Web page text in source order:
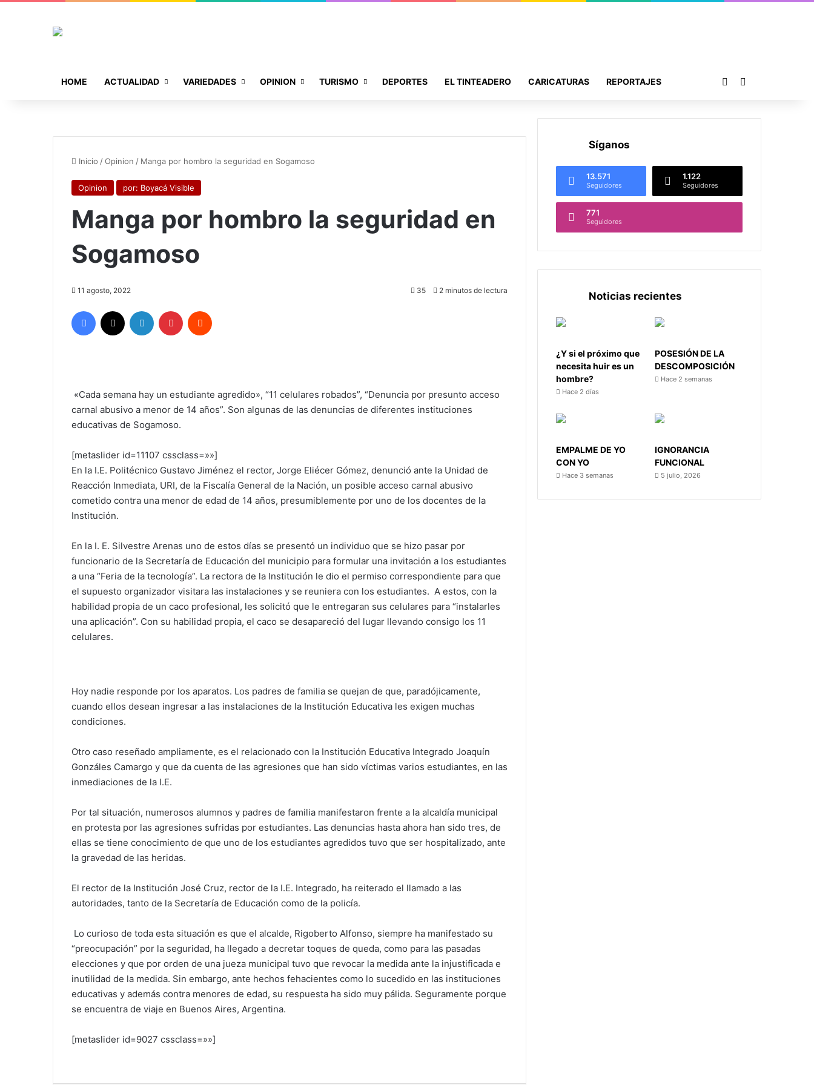
HOME ACTUALIDAD VARIEDADES OPINION TURISMO DEPORTES EL TINTEADERO CARICATURAS REPORTAJES Publicación al azar
Inicio /Opinion / Manga por hombro la seguridad en Sogamoso
Opinion por: Boyacá Visible
Manga por hombro la seguridad en
Sogamoso
11 agosto, 2022 35 2 minutos de lectura
Facebook LinkedIn Pinterest
«Cada semana hay un estudiante agredido», “11 celulares robados”, “Denuncia por presunto acceso
carnal abusivo a menor de 14 años”. Son algunas de las denuncias de diferentes instituciones
educativas de Sogamoso.
[metaslider id=11107 cssclass=»»]
En la I.E. Politécnico Gustavo Jiménez el rector, Jorge Eliécer Gómez, denunció ante la Unidad de
Reacción Inmediata, URI, de la Fiscalía General de la Nación, un posible acceso carnal abusivo
cometido contra una menor de edad de 14 años, presumiblemente por uno de los docentes de la
Institución.
En la I. E. Silvestre Arenas uno de estos días se presentó un individuo que se hizo pasar por
funcionario de la Secretaría de Educación del municipio para formular una invitación a los estudiantes
a una “Feria de la tecnología”. La rectora de la Institución le dio el permiso correspondiente para que
el supuesto organizador visitara las instalaciones y se reuniera con los estudiantes. A estos, con la
habilidad propia de un caco profesional, les solicitó que le entregaran sus celulares para “instalarles
una aplicación”. Con su habilidad propia, el caco se desapareció del lugar llevando consigo los 11
celulares.
Hoy nadie responde por los aparatos. Los padres de familia se quejan de que, paradójicamente,
cuando ellos desean ingresar a las instalaciones de la Institución Educativa les exigen muchas
condiciones.
Otro caso reseñado ampliamente, es el relacionado con la Institución Educativa Integrado Joaquín
Gonzáles Camargo y que da cuenta de las agresiones que han sido víctimas varios estudiantes, en las
inmediaciones de la I.E.
Por tal situación, numerosos alumnos y padres de familia manifestaron frente a la alcaldía municipal
en protesta por las agresiones sufridas por estudiantes. Las denuncias hasta ahora han sido tres, de
ellas se tiene conocimiento de que uno de los estudiantes agredidos tuvo que ser hospitalizado, ante
la gravedad de las heridas.
El rector de la Institución José Cruz, rector de la I.E. Integrado, ha reiterado el llamado a las
autoridades, tanto de la Secretaría de Educación como de la policía.
Lo curioso de toda esta situación es que el alcalde, Rigoberto Alfonso, siempre ha manifestado su
“preocupación” por la seguridad, ha llegado a decretar toques de queda, como para las pasadas
elecciones y que por orden de una jueza municipal tuvo que revocar la medida ante la injustificada e
inutilidad de la medida. Sin embargo, ante hechos fehacientes como lo sucedido en las instituciones
educativas y además contra menores de edad, su respuesta ha sido muy pálida. Seguramente porque
se encuentra de viaje en Buenos Aires, Argentina.
[metaslider id=9027 cssclass=»»]
Síganos
13.571
Seguidores
1.122
Seguidores
771
Seguidores
Noticias recientes
¿Y si el próximo que
necesita huir es un
hombre?
Hace 2 días
POSESIÓN DE LA
DESCOMPOSICIÓN
Hace 2 semanas
EMPALME DE YO
CON YO
Hace 3 semanas
IGNORANCIA
FUNCIONAL
5 julio, 2026